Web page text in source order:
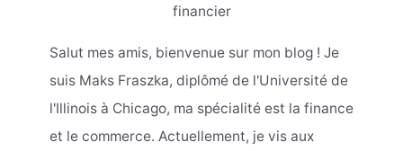
financier
Salut mes amis, bienvenue sur mon blog ! Je
suis Maks Fraszka, diplômé de l'Université de
l'Illinois à Chicago, ma spécialité est la finance
et le commerce. Actuellement, je vis aux